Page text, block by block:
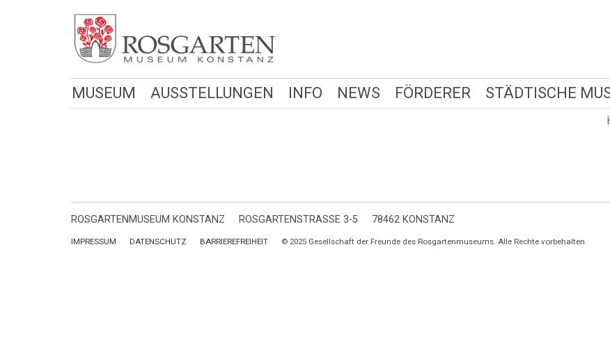
MUSEUM AUSSTELLUNGEN INFO NEWS FÖRDERER STÄDTISCHE
ROSGARTENMUSEUM KONSTANZ ROSGARTENSTRASSE 3-5 78462 KONSTANZ
IMPRESSUM DATENSCHUTZ BARRIEREFREIHEIT © 2025 Gesellschaft der Freunde des Rosgartenmuseums. Alle Rechte vorbehalten